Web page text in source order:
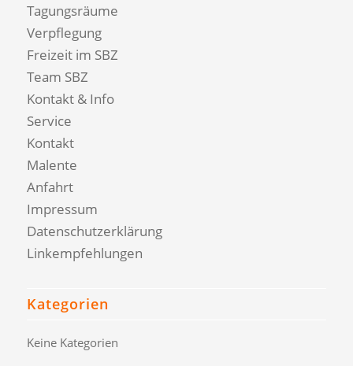
Tagungsräume
Verpflegung
Freizeit im SBZ
Team SBZ
Kontakt & Info
Service
Kontakt
Malente
Anfahrt
Impressum
Datenschutzerklärung
Linkempfehlungen
Kategorien
Keine Kategorien